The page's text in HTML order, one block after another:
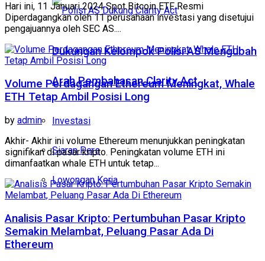
Dukungan Kelompok Polisi AS Mengubah
Arah Pembahasan Clarity Act
Investasi
Siaran Pers
Lowongan Kerja
Hari ini, 11 Januari 2024 Spot Bitcoin ETF Resmi
Diperdagangkan oleh 11 perusahaan investasi yang disetujui
pengajuannya oleh SEC AS....
Volume Perdagangan Ethereum Meningkat, Whale
ETH Tetap Ambil Posisi Long
by admin
Akhir- Akhir ini volume Ethereum menunjukkan peningkatan
signifikan di pasar kripto. Peningkatan volume ETH ini
dimanfaatkan whale ETH untuk tetap...
Analisis Pasar Kripto: Pertumbuhan Pasar Kripto
Semakin Melambat, Peluang Pasar Ada Di
Ethereum